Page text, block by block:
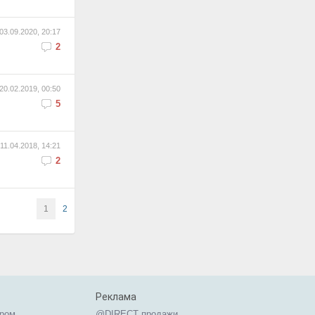
03.09.2020, 20:17
2
20.02.2019, 00:50
5
11.04.2018, 14:21
2
1 2
Реклама